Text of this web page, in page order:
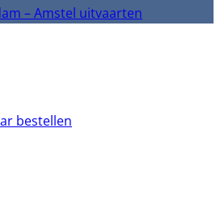
– Amstel uitvaarten
bestellen